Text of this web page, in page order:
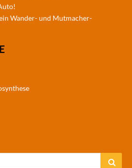
Wander- und Mutmacher-